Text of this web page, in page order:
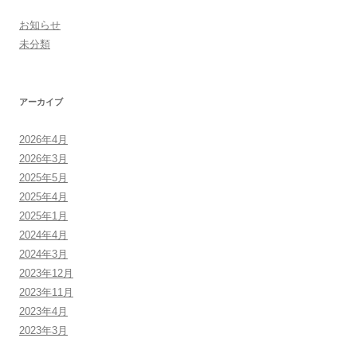
お知らせ
未分類
アーカイブ
2026年4月
2026年3月
2025年5月
2025年4月
2025年1月
2024年4月
2024年3月
2023年12月
2023年11月
2023年4月
2023年3月